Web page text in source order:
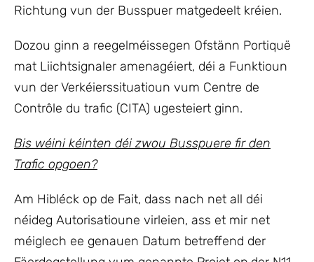
Richtung vun der Busspuer matgedeelt kréien.
Dozou ginn a reegelméissegen Ofstänn Portiquë
mat Liichtsignaler amenagéiert, déi a Funktioun
vun der Verkéierssituatioun vum Centre de
Contrôle du trafic (CITA) ugesteiert ginn.
Bis wéini kéinten déi zwou Busspuere fir den
Trafic opgoen?
Am Hibléck op de Fait, dass nach net all déi
néideg Autorisatioune virleien, ass et mir net
méiglech ee genauen Datum betreffend der